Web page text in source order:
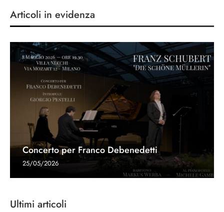
Articoli in evidenza
Concerto per Franco Debenedetti
25/05/2026
Ultimi articoli